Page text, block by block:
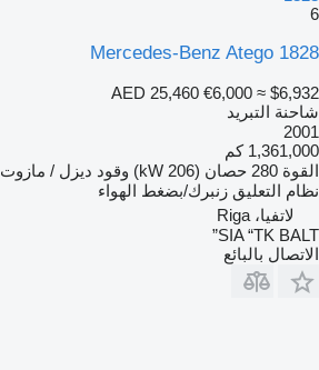
6
Mercedes-Benz Atego 1828
AED 25,460 €6,000 ≈ $6,932
شاحنة التبريد
2001
1,361,000 كم
القوة 280 حصان (206 kW) وقود ديزل / مازوت
نظام التعليق زنبرك/بضغط الهواء
لاتفيا، Riga
SIA “TK BALT”
الاتصال بالبائع